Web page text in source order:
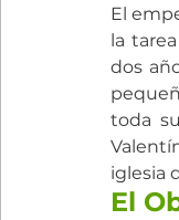
El
la
dos
toda
iglesia
El